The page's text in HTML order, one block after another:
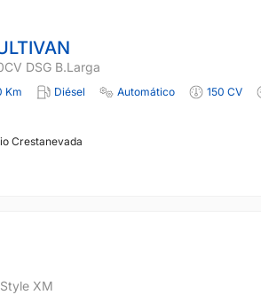
DSG B.Larga
Km Diésel Automático 150 CV
Crestanevada
XM